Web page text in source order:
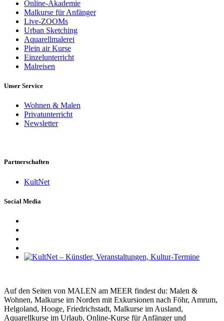
Online-Akademie
Malkurse für Anfänger
Live-ZOOMs
Urban Sketching
Aquarellmalerei
Plein air Kurse
Einzelunterricht
Malreisen
Unser Service
Wohnen & Malen
Privatunterricht
Newsletter
Partnerschaften
KultNet
Social Media
Auf den Seiten von MALEN am MEER findest du: Malen &
Wohnen, Malkurse im Norden mit Exkursionen nach Föhr, Amrum,
Helgoland, Hooge, Friedrichstadt, Malkurse im Ausland,
Aquarellkurse im Urlaub, Online-Kurse für Anfänger und